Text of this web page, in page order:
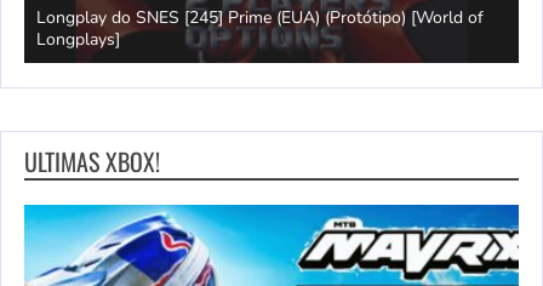
Longplay do SNES [245] Prime (EUA) (Protótipo) [World of
Longplays]
ULTIMAS XBOX!